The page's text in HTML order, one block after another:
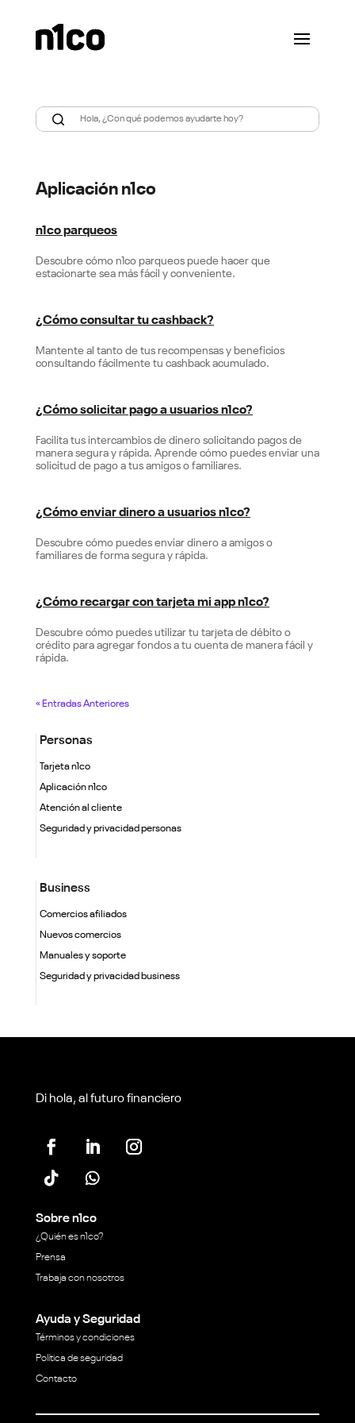
Aplicación n1co
n1co parqueos
Descubre cómo n1co parqueos puede hacer que
estacionarte sea más fácil y conveniente.
¿Cómo consultar tu cashback?
Mantente al tanto de tus recompensas y beneficios
consultando fácilmente tu cashback acumulado.
¿Cómo solicitar pago a usuarios n1co?
Facilita tus intercambios de dinero solicitando pagos de
manera segura y rápida. Aprende cómo puedes enviar una
solicitud de pago a tus amigos o familiares.
¿Cómo enviar dinero a usuarios n1co?
Descubre cómo puedes enviar dinero a amigos o
familiares de forma segura y rápida.
¿Cómo recargar con tarjeta mi app n1co?
Descubre cómo puedes utilizar tu tarjeta de débito o
crédito para agregar fondos a tu cuenta de manera fácil y
rápida.
« Entradas Anteriores
Personas
Tarjeta n1co
Aplicación n1co
Atención al cliente
Seguridad y privacidad personas
Business
Comercios afiliados
Nuevos comercios
Manuales y soporte
Seguridad y privacidad business
Di hola, al futuro financiero
Sobre n1co
¿Quién es n1co?
Prensa
Trabaja con nosotros
Ayuda y Seguridad
Términos y condiciones
Política de seguridad
Contacto